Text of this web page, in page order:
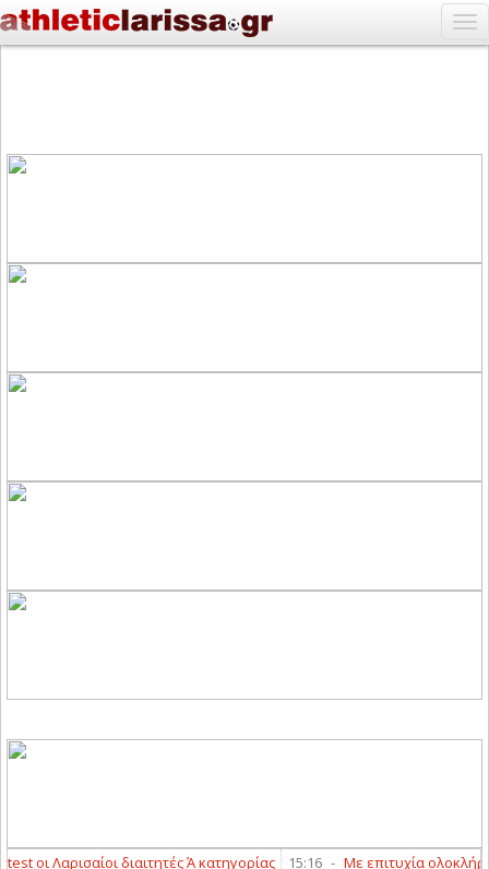
Λαρισαίοι διαιτητές Ά κατηγορίας 15:16 - Με επιτυχία ολοκλήρωσαν